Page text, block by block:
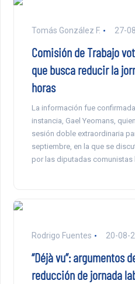
Tomás González F. 27-
Comisión de Trabajo
que busca reducir la
horas
La información fue
instancia, Gael Yeomans,
sesión doble extraordinaria
septiembre, en la que se
por las diputadas
Rodrigo Fuentes 20-08-
“Déjà vu”: argumentos
reducción de jornada